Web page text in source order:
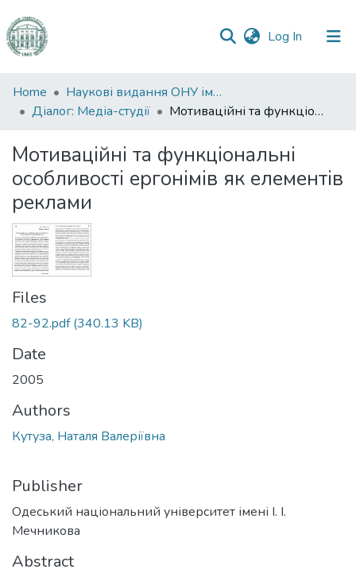
Log In (current)
Communities
&
All of DSpace
Statistics
Home
Наукові видання ОНУ імені І. І. Мечникова
Діалог: Медіа-студії
Мотиваційні та функціональні особливості ергонімів як елементів реклами
Мотиваційні та функціональні
особливості ергонімів як елементів
реклами
Files
82-92.pdf(340.13 KB)
Date
2005
Authors
Кутуза, Наталя Валеріївна
Publisher
Одеський національний університет імені І. І.
Мечникова
Abstract